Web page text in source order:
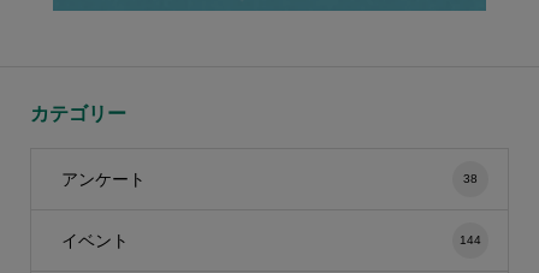
カテゴリー
アンケート 38
イベント 144